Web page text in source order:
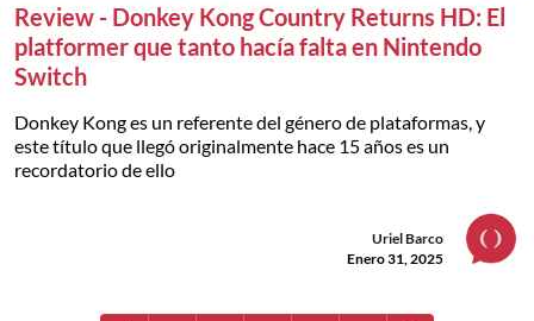
Review - Donkey Kong Country Returns HD: El
platformer que tanto hacía falta en Nintendo
Switch
Donkey Kong es un referente del género de plataformas, y
este título que llegó originalmente hace 15 años es un
recordatorio de ello
Uriel Barco
Enero 31, 2025